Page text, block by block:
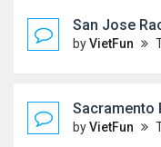
San Jose
byVietFun
Sacramento
byVietFun